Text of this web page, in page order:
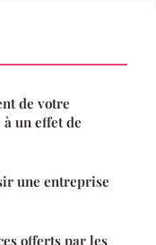
de votre
un effet de
une entreprise
offerts par les